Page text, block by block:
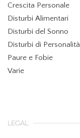
Crescita Personale
Disturbi Alimentari
Disturbi del Sonno
Disturbi di Personalità
Paure e Fobie
Varie
LEGAL